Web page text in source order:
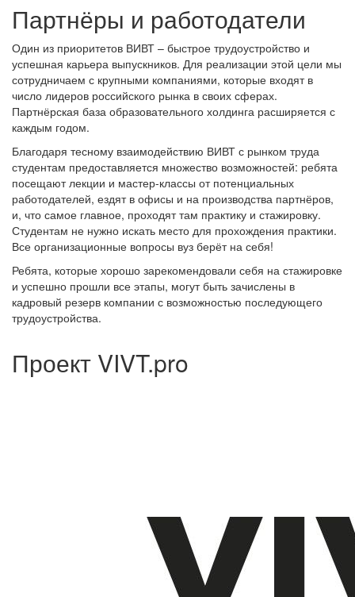
Партнёры и работодатели
Один из приоритетов ВИВТ – быстрое трудоустройство и
успешная карьера выпускников. Для реализации этой цели мы
сотрудничаем с крупными компаниями, которые входят в
число лидеров российского рынка в своих сферах.
Партнёрская база образовательного холдинга расширяется с
каждым годом.
Благодаря тесному взаимодействию ВИВТ с рынком труда
студентам предоставляется множество возможностей: ребята
посещают лекции и мастер-классы от потенциальных
работодателей, ездят в офисы и на производства партнёров,
и, что самое главное, проходят там практику и стажировку.
Студентам не нужно искать место для прохождения практики.
Все организационные вопросы вуз берёт на себя!
Ребята, которые хорошо зарекомендовали себя на стажировке
и успешно прошли все этапы, могут быть зачислены в
кадровый резерв компании с возможностью последующего
трудоустройства.
Проект VIVT.pro